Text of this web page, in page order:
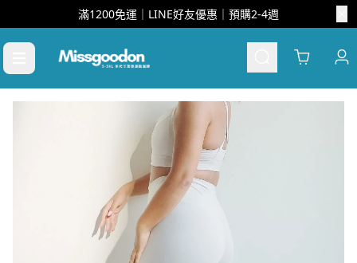
滿1200免運｜LINE好友優惠｜預購2-4週
Cart